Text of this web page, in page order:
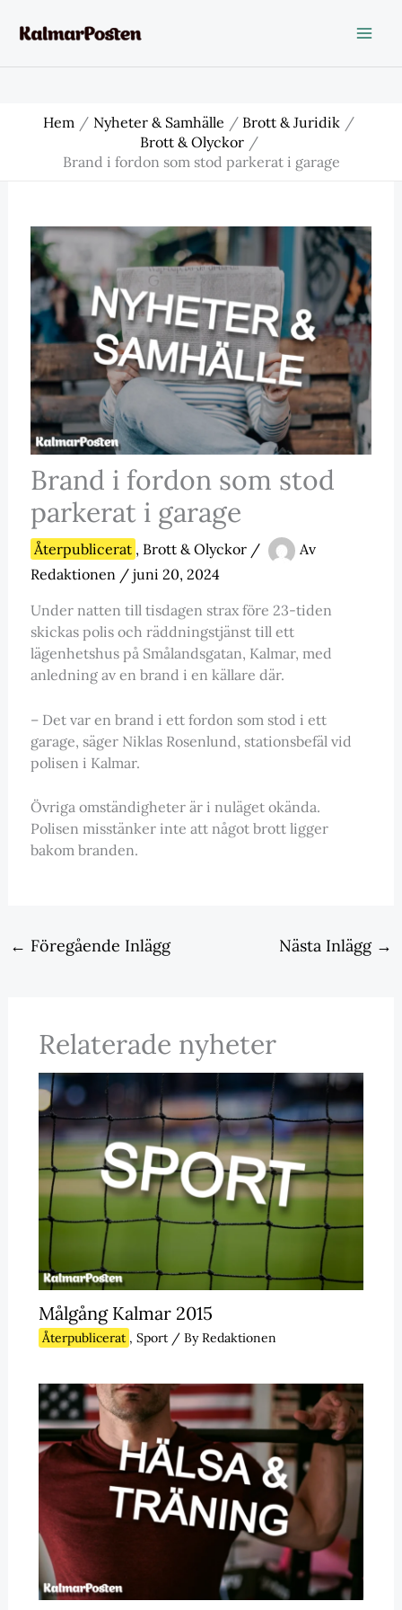
Hem Nyheter & Samhälle
Brott & Juridik
Brott & Olyckor
Brand i fordon som stod parkerat i garage
Brand i fordon som stod
parkerat i garage
Återpublicerat , Brott & Olyckor/
Av
Redaktionen / juni 20, 2024
Under natten till tisdagen strax före 23-tiden
skickas polis och räddningstjänst till ett
lägenhetshus på Smålandsgatan, Kalmar, med
anledning av en brand i en källare där.
– Det var en brand i ett fordon som stod i ett
garage, säger Niklas Rosenlund, stationsbefäl vid
polisen i Kalmar.
Övriga omständigheter är i nuläget okända.
Polisen misstänker inte att något brott ligger
bakom branden.
← Föregående Inlägg Nästa Inlägg →
Relaterade nyheter
Målgång Kalmar 2015
Återpublicerat , Sport/ ByRedaktionen